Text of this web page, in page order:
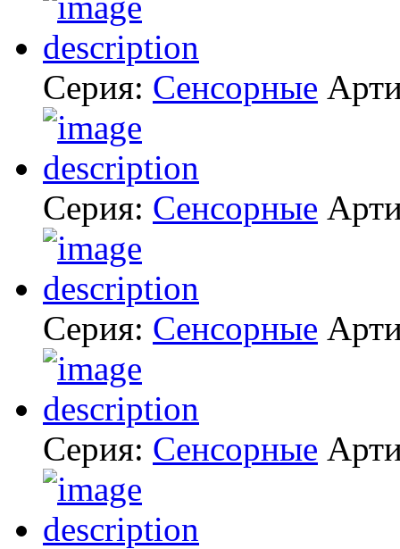
Серия: Сенсорные
Серия: Сенсорные
Серия: Сенсорные
Серия: Сенсорные